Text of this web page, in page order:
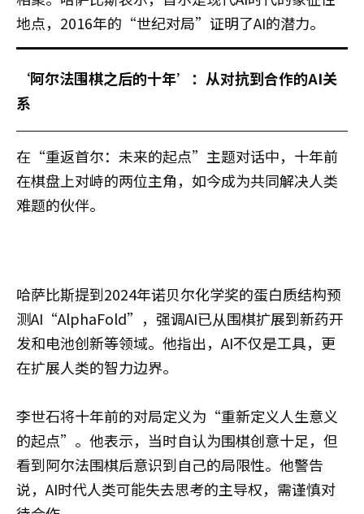
地点，2016年的“世纪对局”证明了AI的潜力。
‘阿尔法围棋之后的十年’：从对抗到合作的AI关
系
在“重返首尔：未来的起点”主题对话中，十年前
在棋盘上对峙的两位主角，如今成为共同解决人类
难题的伙伴。
哈萨比斯提到2024年诺贝尔化学奖的蛋白质结构预
测AI“AlphaFold”，强调AI已从围棋扩展到新药开
发和电池创新等领域。他指出，AI不仅是工具，更
在扩展人类的智力边界。
李世石将十年前的对局定义为“重新定义人生意义
的起点”。他表示，当时自认为围棋创意十足，但
看到阿尔法围棋后意识到自己的局限性。他警告
说，AI时代人类可能失去思考的主导权，需谨慎对